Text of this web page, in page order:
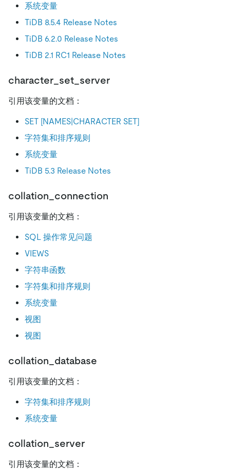
系统变量
TiDB 8.5.4 Release Notes
TiDB 6.2.0 Release Notes
TiDB 2.1 RC1 Release Notes
character_set_server
引用该变量的文档：
SET [NAMES|CHARACTER SET]
字符集和排序规则
系统变量
TiDB 5.3 Release Notes
collation_connection
引用该变量的文档：
SQL 操作常见问题
VIEWS
字符串函数
字符集和排序规则
系统变量
视图
视图
collation_database
引用该变量的文档：
字符集和排序规则
系统变量
collation_server
引用该变量的文档：